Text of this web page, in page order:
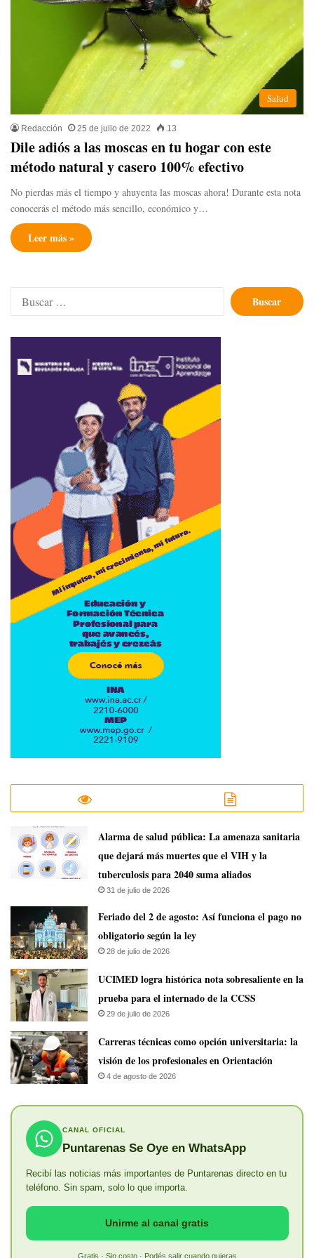
Salud
Redacción 25 de julio de 2022 13
Dile adiós a las moscas en tu hogar con este
método natural y casero 100% efectivo
No pierdas más el tiempo y ahuyenta las moscas ahora! Durante esta nota
conocerás el método más sencillo, económico y…
Leer más »
Buscar:
​Alarma de salud pública: La amenaza sanitaria
que dejará más muertes que el VIH y la
tuberculosis para 2040 suma aliados
31 de julio de 2026
Feriado del 2 de agosto: Así funciona el pago no
obligatorio según la ley
28 de julio de 2026
UCIMED logra histórica nota sobresaliente en la
prueba para el internado de la CCSS
29 de julio de 2026
Carreras técnicas como opción universitaria: la
visión de los profesionales en Orientación
4 de agosto de 2026
CANAL OFICIAL
Puntarenas Se Oye en WhatsApp
Recibí las noticias más importantes de Puntarenas directo en tu
teléfono. Sin spam, solo lo que importa.
Unirme al canal gratis
Gratis · Sin costo · Podés salir cuando quieras